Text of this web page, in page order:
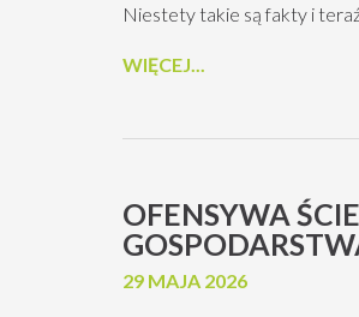
Niestety takie są fakty i
WIĘCEJ...
OFENSYWA
29 MAJA 2026